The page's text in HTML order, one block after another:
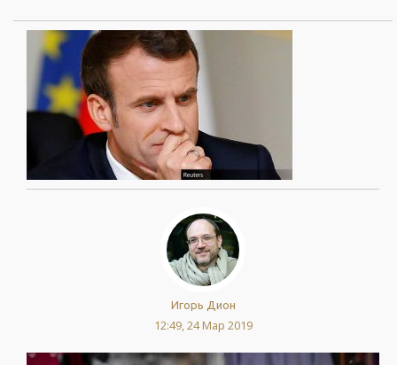
Игорь Дион
12:49, 24 Мар 2019